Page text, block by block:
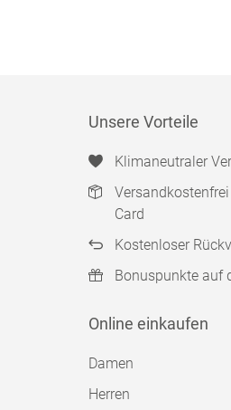
Unsere Vorteile
Klimaneutraler
Card
Kostenloser
Bonuspunkte auf
Online einkaufen
Damen
Herren